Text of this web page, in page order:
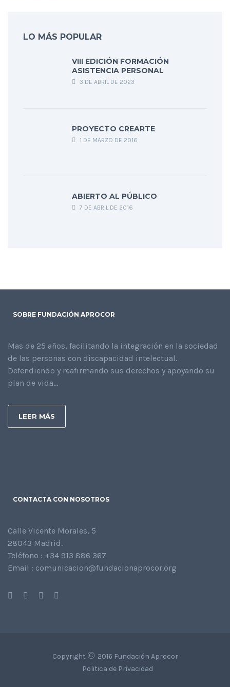
LO MÁS POPULAR
VIII EDICIÓN FORMACIÓN
ASISTENCIA PERSONAL
3 DE ABRIL DE 2023
PROYECTO CREARTE
1 DE MARZO DE 2016
ABIERTO AL PÚBLICO
7 DE ABRIL DE 2016
SOBRE FUNDACIÓN APROCOR
Mas de 25 años, facilitando la integración en la sociedad
de las personas con discapacidad intelectual.
Defendiendo y reafirmando sus derechos y apoyando su
plan de vida...
LEER MÁS
CONTACTA CON NOSOTROS
Calle Vicente Morales, 5
28043 Madrid.
Teléfono : +34 913 886 367
Email : comunicacion@fundacionaprocor.org
Copyright © 2016 Fundación Aprocor
Politica de Privacidad